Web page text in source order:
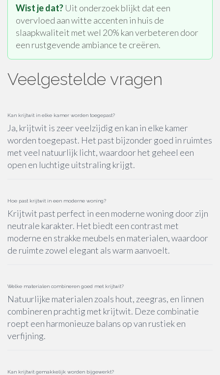
Wist je dat? Uit onderzoek blijkt dat een
overvloed aan witte accenten in huis de
slaapkwaliteit met wel 20% kan verbeteren door
een rustgevende ambiance te creëren.
Veelgestelde vragen
Kan krijtwit in elke kamer worden toegepast?
Ja, krijtwit is zeer veelzijdig en kan in elke kamer
worden toegepast. Het past bijzonder goed in ruimtes
met veel natuurlijk licht, waardoor het geheel een
open en luchtige uitstraling krijgt.
Hoe past krijtwit in een moderne woning?
Krijtwit past perfect in een moderne woning door zijn
neutrale karakter. Het biedt een contrast met
moderne en strakke meubels en materialen, waardoor
de ruimte zowel elegant als warm aanvoelt.
Welke materialen combineren goed met krijtwit?
Natuurlijke materialen zoals hout, zeegras, en linnen
combineren prachtig met krijtwit. Deze combinatie
roept een harmonieuze balans op van rustiek en
verfijning.
Kan krijtwit gemakkelijk worden bijgewerkt?